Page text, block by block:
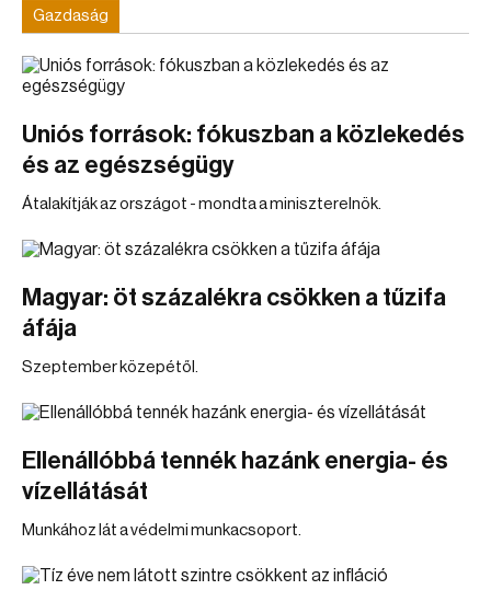
Gazdaság
Uniós források: fókuszban a közlekedés
és az egészségügy
Átalakítják az országot - mondta a miniszterelnök.
Magyar: öt százalékra csökken a tűzifa
áfája
Szeptember közepétől.
Ellenállóbbá tennék hazánk energia- és
vízellátását
Munkához lát a védelmi munkacsoport.